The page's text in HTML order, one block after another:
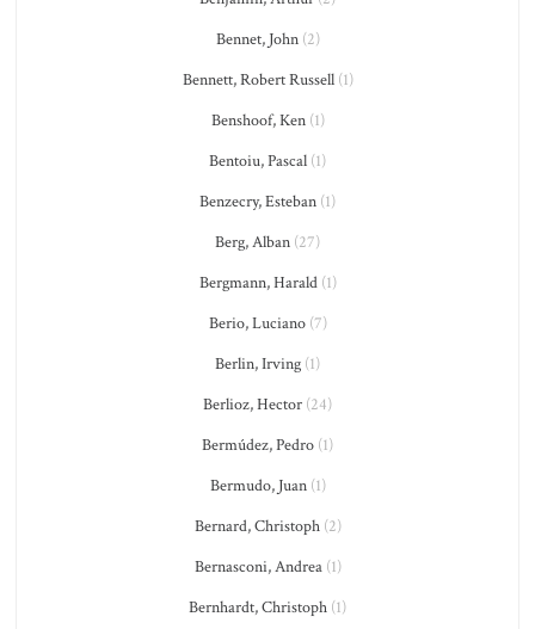
Bennet, John(2)
Bennett, Robert Russell(1)
Benshoof, Ken(1)
Bentoiu, Pascal (1)
Benzecry, Esteban (1)
Berg, Alban (27)
Bergmann, Harald(1)
Berio, Luciano(7)
Berlin, Irving (1)
Berlioz, Hector (24)
Bermúdez, Pedro (1)
Bermudo, Juan(1)
Bernard, Christoph(2)
Bernasconi, Andrea(1)
Bernhardt, Christoph (1)